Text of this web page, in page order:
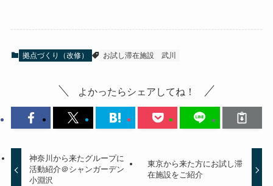
e
b
k
er
n
a
拠点づくり（改修） お試し滞在施設 武川
よかったらシェアしてね！
神奈川から来たグループに
活動紹介＠シャンガーデン
小淵沢
東京から来た方にお試し滞
在施設をご紹介